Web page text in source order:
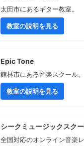
太田市にあるギター教室。
教室の説明を見る
Epic Tone
館林市にある音楽スクール。
教室の説明を見る
シークミュージックスク
全国対応のオンライン音楽